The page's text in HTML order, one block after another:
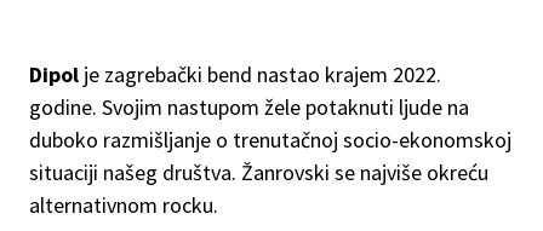
Dipol je zagrebački bend nastao krajem 2022.
godine. Svojim nastupom žele potaknuti ljude na
duboko razmišljanje o trenutačnoj socio-ekonomskoj
situaciji našeg društva. Žanrovski se najviše okreću
alternativnom rocku.